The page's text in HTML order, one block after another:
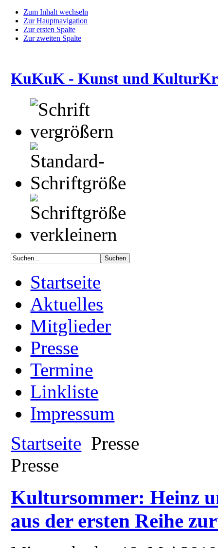
Zum Inhalt wechseln
Zur Hauptnavigation
Zur ersten Spalte
Zur zweiten Spalte
KuKuK - Kunst und
Startseite
Aktuelles
Mitglieder
Presse
Termine
Linkliste
Impressum
Startseite Presse
Presse
Kultursommer: Heinz
aus der ersten Reihe